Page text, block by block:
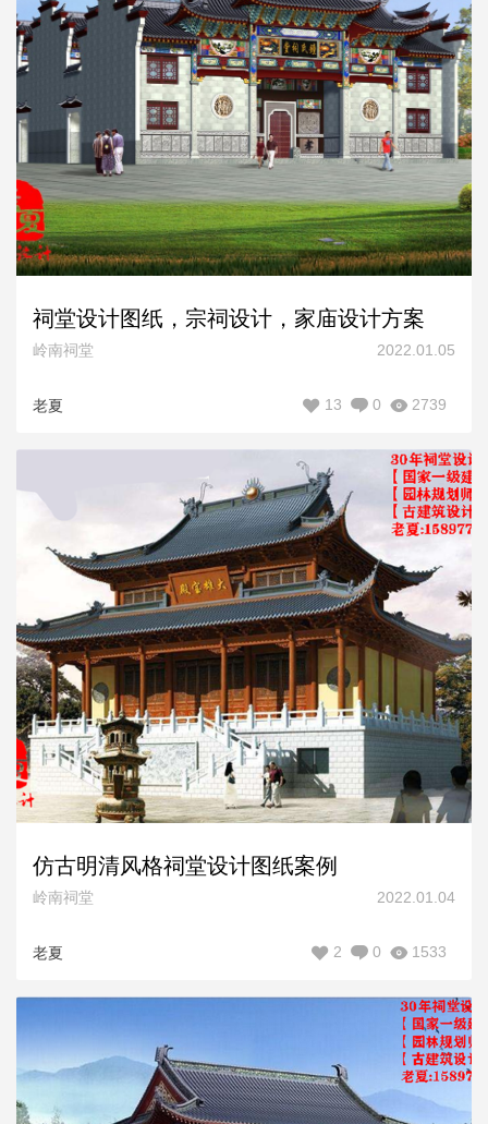
祠堂设计图纸，宗祠设计，家庙设计方案
岭南祠堂 2022.01.05
老夏 2739
0
13
仿古明清风格祠堂设计图纸案例
岭南祠堂 2022.01.04
老夏 1533
0
2